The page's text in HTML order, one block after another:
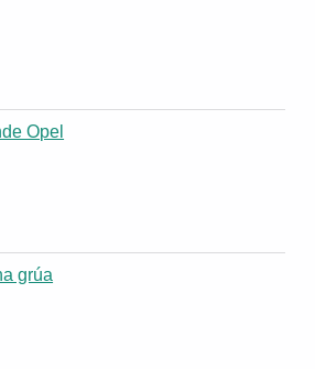
Opel
grúa